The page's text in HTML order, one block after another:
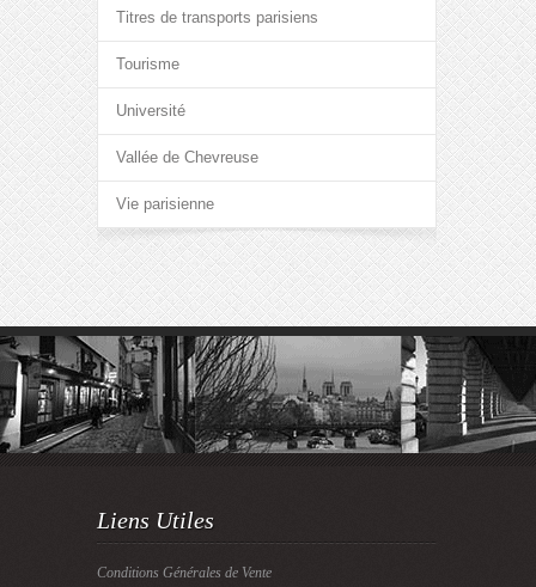
Titres de transports parisiens
Tourisme
Université
Vallée de Chevreuse
Vie parisienne
Liens Utiles
Conditions Générales de Vente